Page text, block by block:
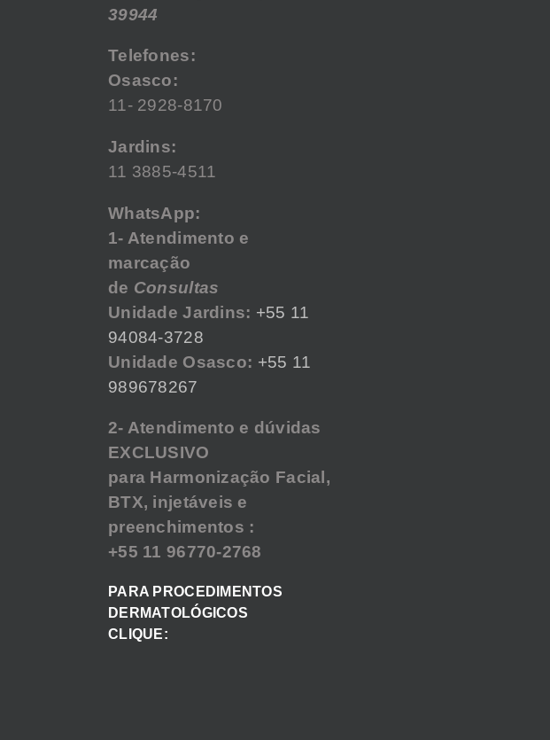
39944
Telefones:
Osasco:
11- 2928-8170
Jardins:
11 3885-4511
WhatsApp:
1- Atendimento e
marcação
de Consultas
Unidade Jardins: +55 11
94084-3728
Unidade Osasco: +55 11
989678267
2- Atendimento e dúvidas
EXCLUSIVO
para Harmonização Facial,
BTX, injetáveis e
preenchimentos :
+55 11 96770-2768
PARA PROCEDIMENTOS
DERMATOLÓGICOS
CLIQUE: